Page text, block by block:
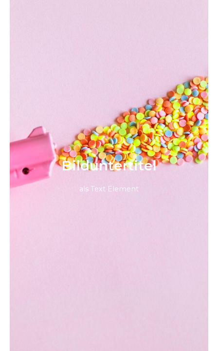
Bild­unter­titel
als Text Element